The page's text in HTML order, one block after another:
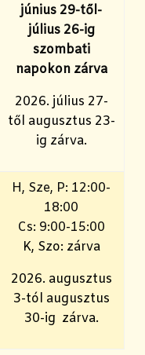
június 29-től-
július 26-ig
szombati
napokon zárva
2026. július 27-
től augusztus 23-
ig zárva.
H, Sze, P: 12:00-
18:00
Cs: 9:00-15:00
K, Szo: zárva
2026. augusztus
3-tól augusztus
30-ig zárva.